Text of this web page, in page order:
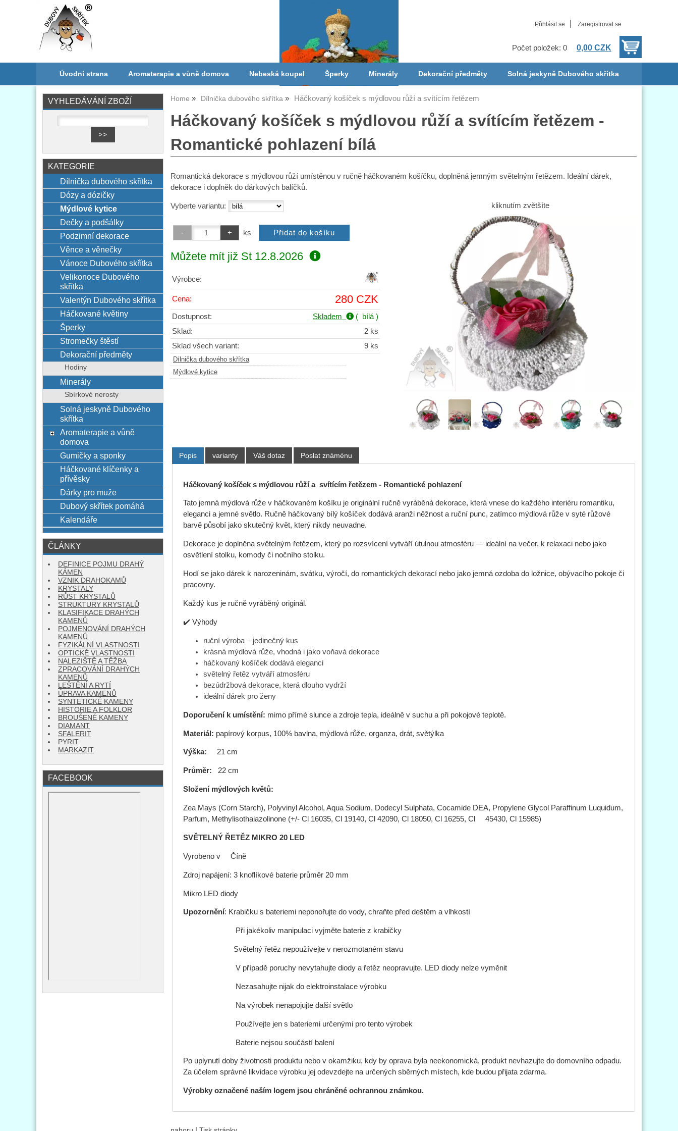
Přihlásit se Zaregistrovat se
Počet položek: 0 0,00 CZK
Úvodní strana Aromaterapie a vůně domova Nebeská koupel Šperky Minerály Dekorační předměty Solná jeskyně Dubového skřítka
Home Dílnička dubového skřítka Háčkovaný košíček s mýdlovou růží a svítícím řetězem
Háčkovaný košíček s mýdlovou růží a svítícím řetězem -
Romantické pohlazení bílá
Romantická dekorace s mýdlovou růží umístěnou v ručně háčkovaném košíčku, doplněná jemným světelným řetězem. Ideální dárek,
dekorace i doplněk do dárkových balíčků.
kliknutím zvětšíte
Vyberte variantu:
ks
Můžete mít již St 12.8.2026
Výrobce:
Cena: 280 CZK
Dostupnost: Skladem
( bílá )
Sklad:
2 ks
Sklad všech variant:
9 ks
Dílnička dubového skřítka
Mýdlové kytice
Popis varianty Váš dotaz Poslat známénu
Háčkovaný košíček s mýdlovou růží a svítícím řetězem - Romantické pohlazení
Tato jemná mýdlová růže v háčkovaném košíku je originální ručně vyráběná dekorace, která vnese do každého interiéru romantiku,
eleganci a jemné světlo. Ručně háčkovaný bílý košíček dodává aranži něžnost a ruční punc, zatímco mýdlová růže v syté růžové
barvě působí jako skutečný květ, který nikdy neuvadne.
Dekorace je doplněna světelným řetězem, který po rozsvícení vytváří útulnou atmosféru — ideální na večer, k relaxaci nebo jako
osvětlení stolku, komody či nočního stolku.
Hodí se jako dárek k narozeninám, svátku, výročí, do romantických dekorací nebo jako jemná ozdoba do ložnice, obývacího pokoje či
pracovny.
Každý kus je ručně vyráběný originál.
✔️ Výhody
ruční výroba – jedinečný kus
krásná mýdlová růže, vhodná i jako voňavá dekorace
háčkovaný košíček dodává eleganci
světelný řetěz vytváří atmosféru
bezúdržbová dekorace, která dlouho vydrží
ideální dárek pro ženy
Doporučení k umístění: mimo přímé slunce a zdroje tepla, ideálně v suchu a při pokojové teplotě.
Materiál: papírový korpus, 100% bavlna, mýdlová růže, organza, drát, světýlka
Výška: 21 cm
Průměr: 22 cm
Složení mýdlových květů:
Zea Mays (Corn Starch), Polyvinyl Alcohol, Aqua Sodium, Dodecyl Sulphata, Cocamide DEA, Propylene Glycol Paraffinum Luquidum,
Parfum, Methylisothaiazolinone (+/- Cl 16035, Cl 19140, Cl 42090, Cl 18050, Cl 16255, Cl 45430, Cl 15985)
SVĚTELNÝ ŘETĚZ MIKRO 20 LED
Vyrobeno v Číně
Zdroj napájení: 3 knoflíkové baterie průměr 20 mm
Mikro LED diody
Upozornění: Krabičku s bateriemi neponořujte do vody, chraňte před deštěm a vlhkostí
Při jakékoliv manipulaci vyjměte baterie z krabičky
Světelný řetěz nepoužívejte v nerozmotaném stavu
V případě poruchy nevytahujte diody a řetěz neopravujte. LED diody nelze vyměnit
Nezasahujte nijak do elektroinstalace výrobku
Na výrobek nenapojujte další světlo
Používejte jen s bateriemi určenými pro tento výrobek
Baterie nejsou součástí balení
Po uplynutí doby životnosti produktu nebo v okamžiku, kdy by oprava byla neekonomická, produkt nevhazujte do domovního odpadu.
Za účelem správné likvidace výrobku jej odevzdejte na určených sběrných místech, kde budou přijata zdarma.
Výrobky označené naším logem jsou chráněné ochrannou známkou.
VYHLEDÁVÁNÍ ZBOŽÍ
KATEGORIE
Dílnička dubového skřítka
Dózy a dózičky
Mýdlové kytice
Dečky a podšálky
Podzimní dekorace
Věnce a věnečky
Vánoce Dubového skřítka
Velikonoce Dubového
skřítka
Valentýn Dubového skřítka
Háčkované květiny
Šperky
Stromečky štěstí
Dekorační předměty
Hodiny
Minerály
Sbírkové nerosty
Solná jeskyně Dubového
skřítka
Aromaterapie a vůně
domova
Gumičky a sponky
Háčkované klíčenky a
přívěsky
Dárky pro muže
Dubový skřítek pomáhá
Kalendáře
ČLÁNKY
DEFINICE POJMU DRAHÝ
KÁMEN
VZNIK DRAHOKAMŮ
KRYSTALY
RŮST KRYSTALŮ
STRUKTURY KRYSTALŮ
KLASIFIKACE DRAHÝCH
KAMENŮ
POJMENOVÁNÍ DRAHÝCH
KAMENŮ
FYZIKÁLNÍ VLASTNOSTI
OPTICKÉ VLASTNOSTI
NALEZIŠTĚ A TĚŽBA
ZPRACOVÁNÍ DRAHÝCH
KAMENŮ
LEŠTĚNÍ A RYTÍ
ÚPRAVA KAMENŮ
SYNTETICKÉ KAMENY
HISTORIE A FOLKLOR
BROUŠENÉ KAMENY
DIAMANT
SFALERIT
PYRIT
MARKAZIT
FACEBOOK